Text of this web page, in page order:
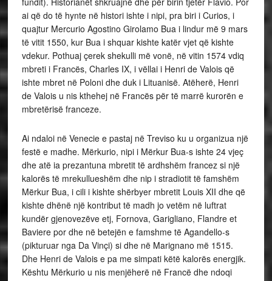
ai që do të hynte në histori ishte i nipi, pra biri i Curios, i
quajtur Mercurio Agostino Girolamo Bua i lindur më 9 mars
të vitit 1550, kur Bua i shquar kishte katër vjet që kishte
vdekur. Pothuaj çerek shekulli më vonë, në vitin 1574 vdiq
mbreti i Francës, Charles IX, i vëllai i Henri de Valois që
ishte mbret në Poloni dhe duk i Lituanisë. Atëherë, Henri
de Valois u nis kthehej në Francës për të marrë kurorën e
mbretërisë franceze.
Ai ndaloi në Venecie e pastaj në Treviso ku u organizua një
festë e madhe. Mërkurio, nipi i Mërkur Bua-s ishte 24 vjeç
dhe atë ia prezantuna mbretit të ardhshëm francez si një
kalorës të mrekullueshëm dhe nip i stradiotit të famshëm
Mërkur Bua, i cili i kishte shërbyer mbretit Louis XII dhe që
kishte dhënë një kontribut të madh jo vetëm në luftrat
kundër gjenovezëve etj, Fornova, Garigliano, Flandre et
Baviere por dhe në betejën e famshme të Agandello-s
(pikturuar nga Da Vinçi) si dhe në Marignano më 1515.
Dhe Henri de Valois e pa me simpati këtë kalorës energjik.
Kështu Mërkurio u nis menjëherë në Francë dhe ndoqi